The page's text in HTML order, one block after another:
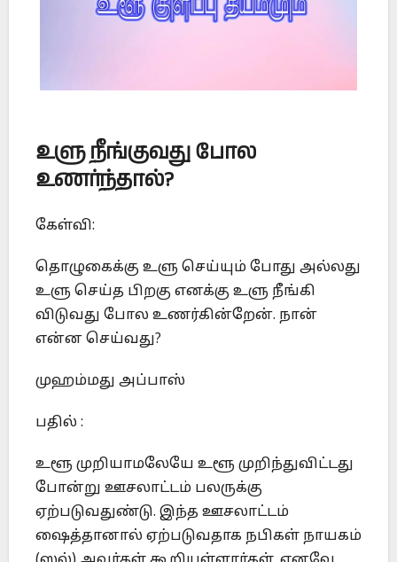
உளு நீங்குவது போல
உணர்ந்தால்?
கேள்வி:
தொழுகைக்கு உளு செய்யும் போது அல்லது
உளு செய்த பிறகு எனக்கு உளு நீங்கி
விடுவது போல உணர்கின்றேன். நான்
என்ன செய்வது?
முஹம்மது அப்பாஸ்
பதில் :
உளூ முறியாமலேயே உளூ முறிந்துவிட்டது
போன்று ஊசலாட்டம் பலருக்கு
ஏற்படுவதுண்டு. இந்த ஊசலாட்டம்
ஷைத்தானால் ஏற்படுவதாக நபிகள் நாயகம்